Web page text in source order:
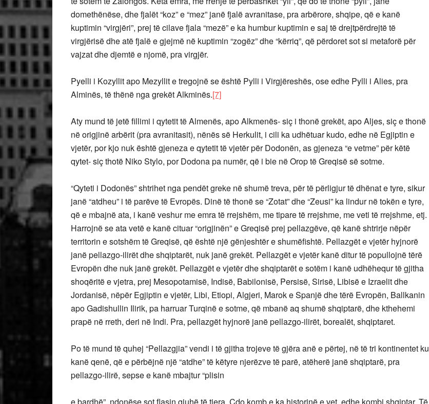
domethënëse, dhe fjalët “koz” e “mez” janë fjalë avranitase, pra arbërore, shqipe, që e kanë
kuptimin “virgjëri”, prej të cilave fjala “mezë” e ka humbur kuptimin e saj të drejtpërdrejtë të
virgjërisë dhe atë fjalë e gjejmë në kuptimin “zogëz” dhe “kërriq”, që përdoret sot si metaforë për
vajzat dhe djemtë e njomë, pra virgjër.
Pyelli i Kozyllit apo Mezyllit e tregojnë se është Pylli i Virgjëreshës, ose edhe Pylli i Alies, pra
Alminës, të thënë nga grekët Alkminës.[7]
Aty mund të jetë fillimi i qytetit të Almenës, apo Alkmenës- siç i thonë grekët, apo Aljes, siç e thonë
në origjinë arbërit (pra avranitasit), nënës së Herkulit, i cili ka udhëtuar kudo, edhe në Egjiptin e
vjetër, por kjo nuk është gjeneza e qytetit të vjetër për Dodonën, as gjeneza “e vetme” për këtë
qytet- siç thotë Niko Stylo, por Dodona pa numër, që i bie në Orop të Greqisë së sotme.
“Qyteti i Dodonës” shtrihet nga pendët greke në shumë treva, për të përligjur të dhënat e tyre, sikur
janë “atdheu” i të parëve të Evropës. Dinë të thonë se “Zotat” dhe “Zeusi” ka lindur në tokën e tyre,
që e mbajnë ata, i kanë veshur me emra të rrejshëm, me tipare të rrejshme, me veti të rrejshme, etj.
Harrojnë se ata vetë e kanë cituar “origjinën” e Greqisë prej pellazgëve, që kanë shtrirje nëpër
territorin e sotshëm të Greqisë, që është një gënjeshtër e shumëfishtë. Pellazgët e vjetër hyjnorë
janë pellazgo-ilirët dhe shqiptarët, nuk janë grekët. Pellazgët e vjetër kanë ditur të popullojnë tërë
Evropën dhe nuk janë grekët. Pellazgët e vjetër dhe shqiptarët e sotëm i kanë udhëhequr të gjitha
shoqëritë e vjetra, prej Mesopotamisë, Indisë, Babilonisë, Persisë, Sirisë, Libisë e Izraelit dhe
Jordanisë, nëpër Egjiptin e vjetër, Libi, Etiopi, Algjeri, Marok e Spanjë dhe tërë Evropën, Ballkanin
apo Gadishullin Ilirik, pa harruar Turqinë e sotme, që mbanë aq shumë shqiptarë, dhe kthehemi
prapë në rreth, deri në Indi. Pra, pellazgët hyjnorë janë pellazgo-ilirët, borealët, shqiptaret.
Po të mund të quhej “Pellazgjia” vendi i të gjitha trojeve të gjëra anë e përtej, në të tri kontinentet ku
kanë qenë, që e përbëjnë një “atdhe” të këtyre njerëzve të parë, atëherë janë shqiptarë, pra
pellazgo-ilirë, sepse e kanë mbajtur “plisin